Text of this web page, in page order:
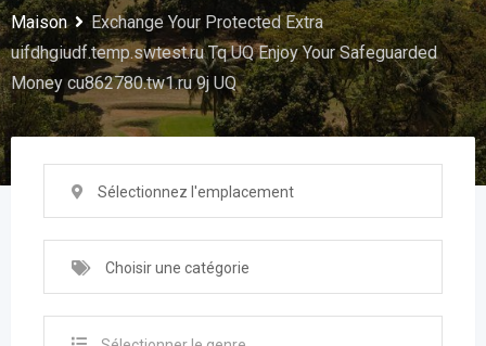
Maison
Exchange Your Protected Extra
uifdhgiudf.temp.swtest.ru Tq UQ Enjoy Your Safeguarded
Money cu862780.tw1.ru 9j UQ
Sélectionnez l'emplacement
Choisir une catégorie